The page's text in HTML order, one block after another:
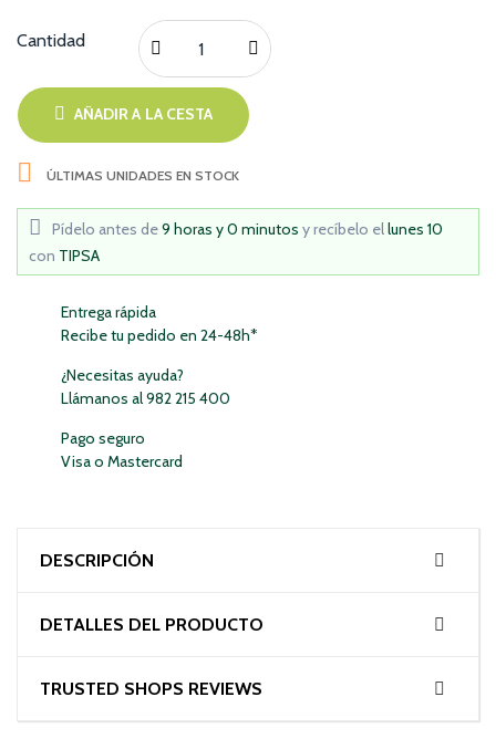
Cantidad
AÑADIR A LA CESTA
 ÚLTIMAS UNIDADES EN STOCK
Pídelo antes de9 horas y 0 minutos y recíbelo ellunes 10
con TIPSA
Entrega rápida
Recibe tu pedido en 24-48h*
¿Necesitas ayuda?
Llámanos al 982 215 400
Pago seguro
Visa o Mastercard
DESCRIPCIÓN
DETALLES DEL PRODUCTO
TRUSTED SHOPS REVIEWS